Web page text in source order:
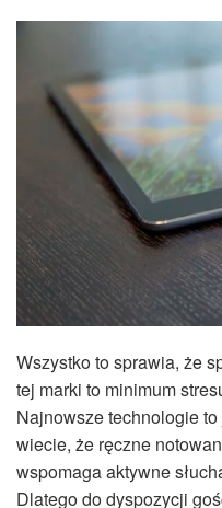
Wszystko to sprawia, że
tej marki to minimum
Najnowsze technologie
wiecie, że ręczne
wspomaga aktywne
Dlatego do dyspozycji